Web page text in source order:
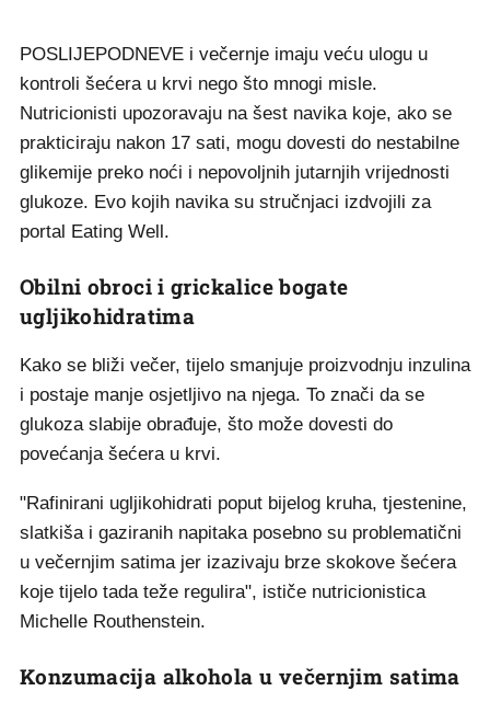
POSLIJEPODNEVE i večernje imaju veću ulogu u
kontroli šećera u krvi nego što mnogi misle.
Nutricionisti upozoravaju na šest navika koje, ako se
prakticiraju nakon 17 sati, mogu dovesti do nestabilne
glikemije preko noći i nepovoljnih jutarnjih vrijednosti
glukoze. Evo kojih navika su stručnjaci izdvojili za
portal Eating Well.
Obilni obroci i grickalice bogate
ugljikohidratima
Kako se bliži večer, tijelo smanjuje proizvodnju inzulina
i postaje manje osjetljivo na njega. To znači da se
glukoza slabije obrađuje, što može dovesti do
povećanja šećera u krvi.
"Rafinirani ugljikohidrati poput bijelog kruha, tjestenine,
slatkiša i gaziranih napitaka posebno su problematični
u večernjim satima jer izazivaju brze skokove šećera
koje tijelo tada teže regulira", ističe nutricionistica
Michelle Routhenstein.
Konzumacija alkohola u večernjim satima